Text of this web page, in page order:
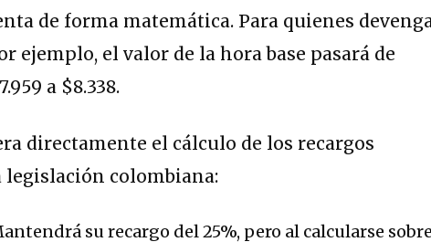
de forma matemática. Para quienes
ejemplo, el valor de la hora base pasará de
a $8.338.
directamente el cálculo de los recargos
colombiana:
su recargo del 25%, pero al calcularse sobre